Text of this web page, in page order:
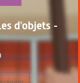
d'objets -